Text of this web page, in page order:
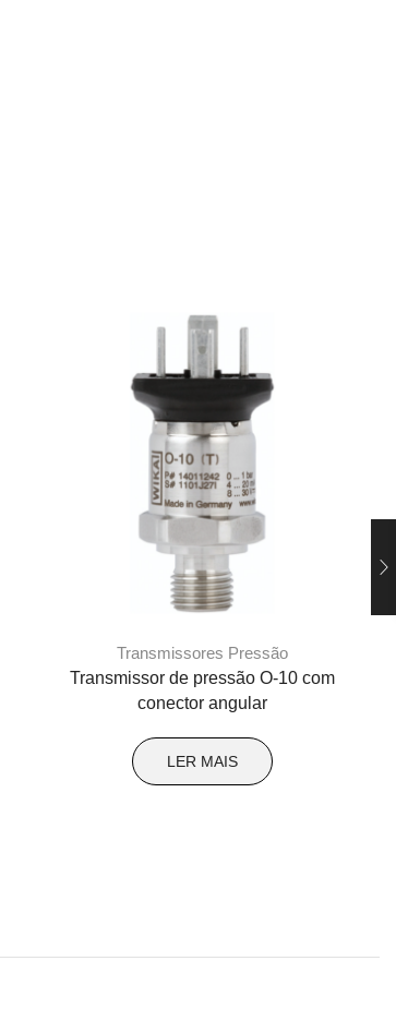
Transmissores Pressão
Transmissor de pressão O-10 com
conector angular
LER MAIS